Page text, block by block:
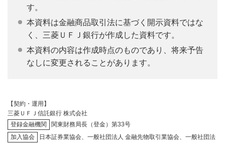
す。
本資料は金融商品取引法に基づく開示資料ではな
く、三菱ＵＦＪ銀行が作成した資料です。
本資料の内容は作成時点のものであり、将来予告
なしに変更されることがあります。
【契約・運用】
三菱ＵＦＪ信託銀行 株式会社
登録金融機関
関東財務局長（登金）第33号
加入協会
日本証券業協会、一般社団法人 金融先物取引業協会、一般社団法